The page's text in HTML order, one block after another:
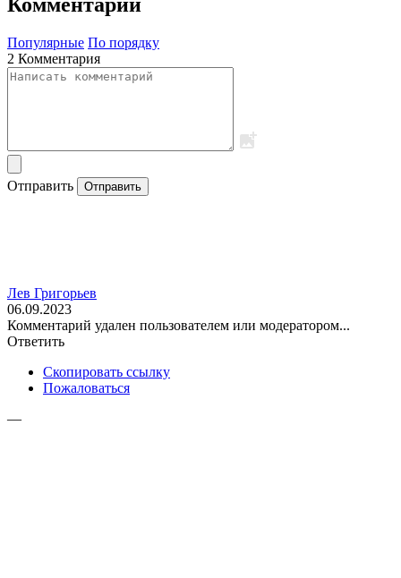
Комментарии
Популярные По порядку
2 Комментария
Отправить Отправить
Лев Григорьев
06.09.2023
Комментарий удален пользователем или модератором...
Ответить
Скопировать ссылку
Пожаловаться
—